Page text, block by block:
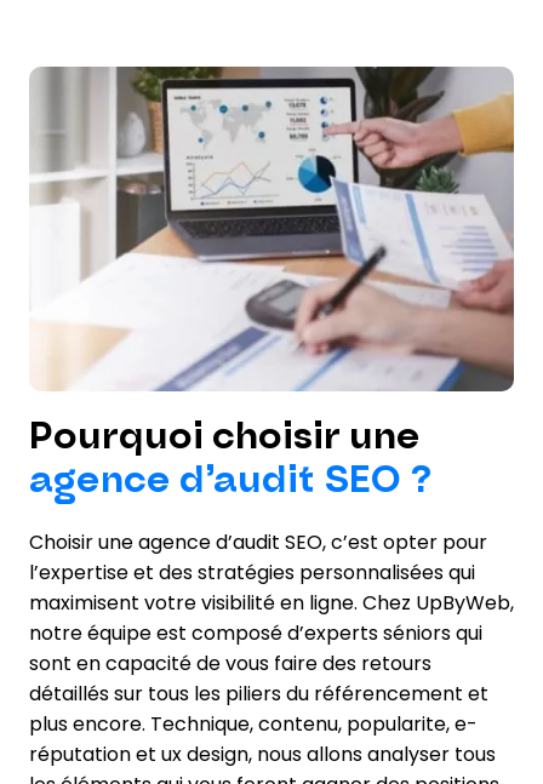
Pourquoi choisir une
agence d’audit SEO ?
Choisir une agence d’audit SEO, c’est opter pour
l’expertise et des stratégies personnalisées qui
maximisent votre visibilité en ligne. Chez UpByWeb,
notre équipe est composé d’experts séniors qui
sont en capacité de vous faire des retours
détaillés sur tous les piliers du référencement et
plus encore. Technique, contenu, popularite, e-
réputation et ux design, nous allons analyser tous